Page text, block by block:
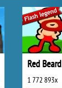
Red Beard
1 772 893x